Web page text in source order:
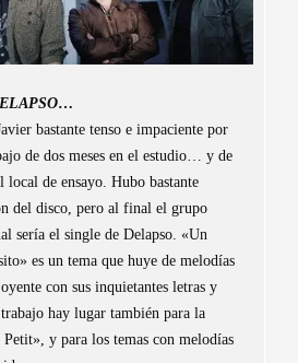
…
bastante tenso e impaciente por
de dos meses en el estudio… y de
local de ensayo. Hubo bastante
del disco, pero al final el grupo
sería el single de Delapso. «Un
es un tema que huye de melodías
con sus inquietantes letras y
hay lugar también para la
y para los temas con melodías